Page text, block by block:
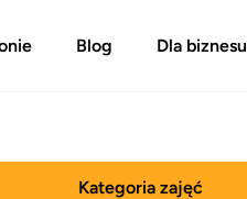
Blog Dla biznesu
Kategoria zajęć